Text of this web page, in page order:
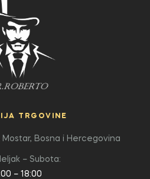
TRGOVINE
Mostar, Bosna i Hercegovina
– Subota:
– 18:00